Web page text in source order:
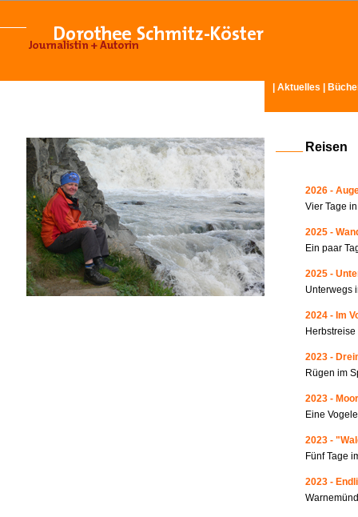
Aktuelles
Reisen
2026 -
Vier Tage
2025 -
Ein paar
2025 -
Unterwegs
2024 - Im
2023 -
Rügen im
2023 -
Eine
2023 -
Fünf Tage
2023 -